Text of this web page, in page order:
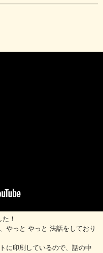
！
やっと やっと 法話をしており
に印刷しているので、話の中